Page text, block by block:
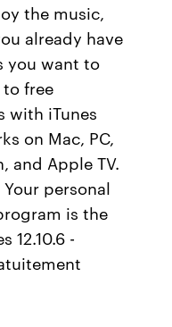
the music,
already have
you want to
to free
with iTunes
on Mac, PC,
and Apple TV.
personal
is the
12.10.6 -